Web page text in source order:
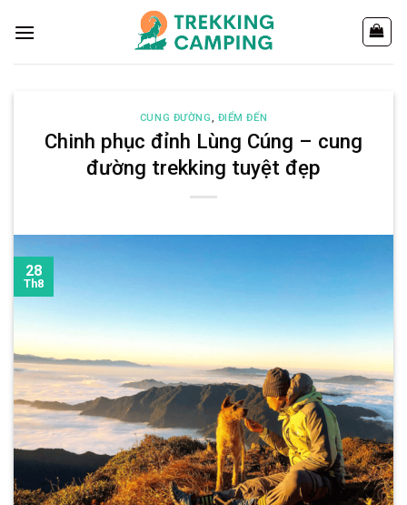
đến
CUNG ĐƯỜNG, ĐIỂM ĐẾN
Chinh phục đỉnh Lùng Cúng – cung
đường trekking tuyệt đẹp
28
Th8